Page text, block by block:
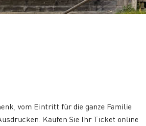
vom Eintritt für die ganze Familie
Kaufen Sie Ihr Ticket online